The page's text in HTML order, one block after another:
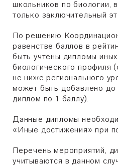
школьников по биологии,
только заключительный
По решению
равенстве баллов в
быть учтены дипломы
биологического профиля
не ниже регионального
может быть добавлено
диплом по 1 баллу).
Данные дипломы
«Иные достижения» при
Перечень мероприятий,
учитываются в данном